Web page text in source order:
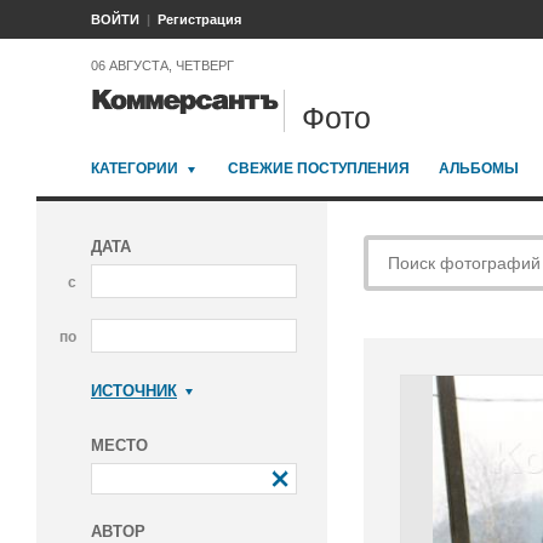
ВОЙТИ Регистрация
06 АВГУСТА, ЧЕТВЕРГ
Фото
КАТЕГОРИИ СВЕЖИЕ ПОСТУПЛЕНИЯ АЛЬБОМЫ
ДАТА
с
по
ИСТОЧНИК
МЕСТО
АВТОР